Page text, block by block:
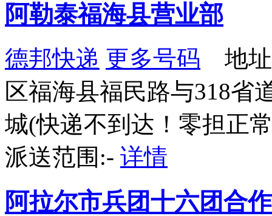
阿勒泰福海县营业部
德邦快递 更多号码 地址
区福海县福民路与318省
城(快递不到达！零担正
派送范围:- 详情
阿拉尔市兵团十六团合